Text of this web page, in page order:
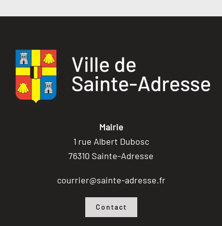
Mairie
1 rue Albert Dubosc
76310 Sainte-Adresse
courrier@sainte-adresse.fr
Contact